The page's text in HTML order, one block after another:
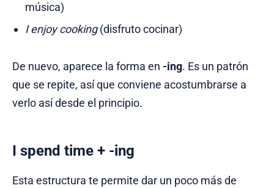
música)
I enjoy cooking(disfruto cocinar)
De nuevo, aparece la forma en -ing. Es un patrón
que se repite, así que conviene acostumbrarse a
verlo así desde el principio.
I spend time + -ing
Esta estructura te permite dar un poco más de